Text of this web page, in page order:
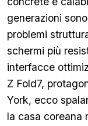
generazioni
problemi
schermi più
interfacce
Z Fold7,
York, ecco
la casa coreana